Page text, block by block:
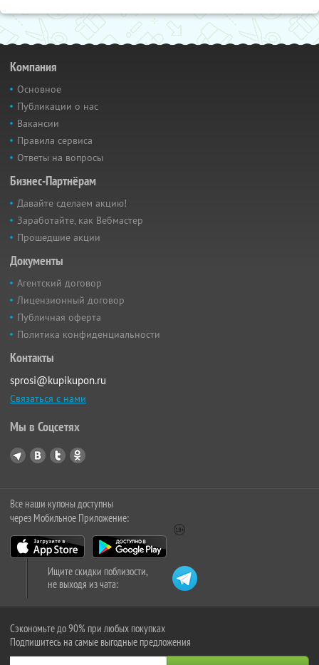
Компания
Основное
Публикации о нас
Вакансии
Правила сервиса
Ответы на вопросы
Бизнес-Партнёрам
Давайте сделаем акцию!
Заработайте, как Вебмастер
Прошедшие акции
Документы
Агентский договор
Лицензионный договор
Публичная оферта
Политика конфиденциальности
Контакты
sprosi@kupikupon.ru
Связаться с нами
Мы в Соцсетях
Все наши купоны доступны
через Мобильное Приложение:
Ищите скидки поблизости,
не выходя из чата:
Сэкономьте до 90% при любых покупках
Подпишитесь на самые выгодные предложения